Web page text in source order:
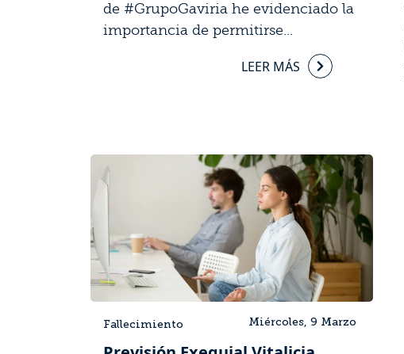
de #GrupoGaviria he evidenciado la
importancia de permitirse...
LEER MÁS
Fallecimiento Miércoles, 9 Marzo